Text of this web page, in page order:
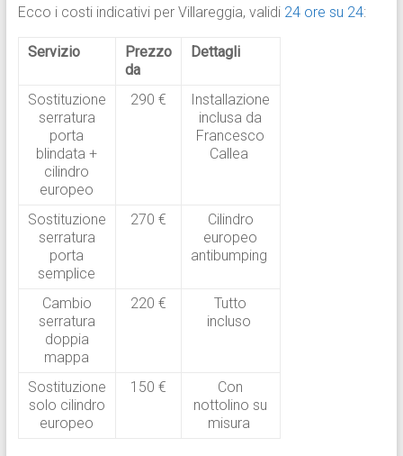
Ecco i costi indicativi per Villareggia, validi 24 ore su 24:
Servizio
Prezzo
da
Dettagli
Sostituzione
serratura
porta
blindata +
cilindro
europeo
290 €
Installazione
inclusa da
Francesco
Callea
Sostituzione
serratura
porta
semplice
270 €
Cilindro
europeo
antibumping
Cambio
serratura
doppia
mappa
220 €
Tutto
incluso
Sostituzione
solo cilindro
europeo
150 €
Con
nottolino su
misura